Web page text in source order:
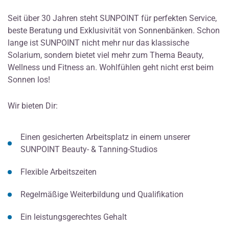
Seit über 30 Jahren steht SUNPOINT für perfekten Service,
beste Beratung und Exklusivität von Sonnenbänken. Schon
lange ist SUNPOINT nicht mehr nur das klassische
Solarium, sondern bietet viel mehr zum Thema Beauty,
Wellness und Fitness an. Wohlfühlen geht nicht erst beim
Sonnen los!
Wir bieten Dir:
Einen gesicherten Arbeitsplatz in einem unserer
SUNPOINT Beauty- & Tanning-Studios
Flexible Arbeitszeiten
Regelmäßige Weiterbildung und Qualifikation
Ein leistungsgerechtes Gehalt